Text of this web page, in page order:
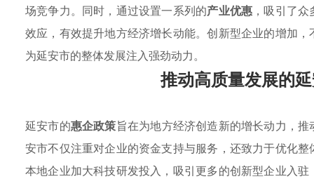
场竞争力。同时，通过设置一系列的产业优惠 ，吸引了
效应，有效提升地方经济增长动能。创新型企业的增加
为延安市的整体发展注入强劲动力。
推动高质量发展的
延安市的惠企政策旨在为地方经济创造新的增长动力，推
安市不仅注重对企业的资金支持与服务，还致力于优化
本地企业加大科技研发投入，吸引更多的创新型企业入